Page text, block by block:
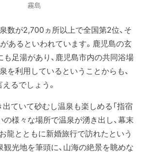
霧島
数が2,700ヵ所以上で全国第2位、そ
あるといわれています。鹿児島の玄
も足湯があり、鹿児島市内の共同浴場
を利用しているということからも、
るでしょう。
ていて砂むし温泉も楽しめる「指宿
いの様々な場所で温泉が湧き出し、幕末
龍とともに新婚旅行で訪れたという
観光地を筆頭に、山海の絶景を眺めな